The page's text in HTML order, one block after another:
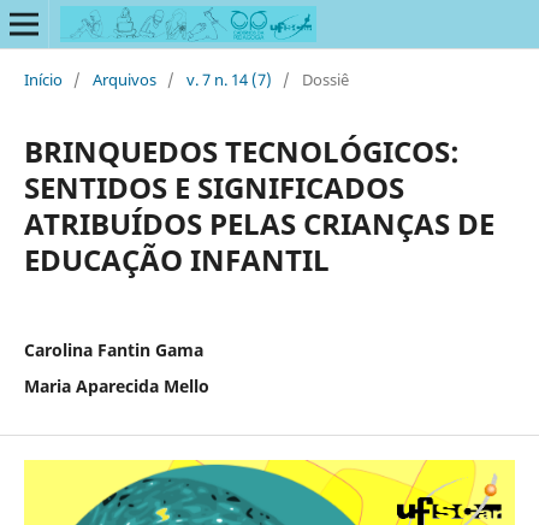
Início / Arquivos / v. 7 n. 14 (7) / Dossiê
BRINQUEDOS TECNOLÓGICOS:
SENTIDOS E SIGNIFICADOS
ATRIBUÍDOS PELAS CRIANÇAS DE
EDUCAÇÃO INFANTIL
Carolina Fantin Gama
Maria Aparecida Mello